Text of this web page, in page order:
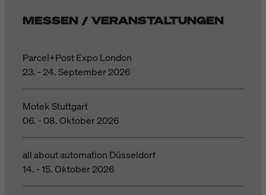
MESSEN / VERANSTALTUNGEN
Parcel+Post Expo London
23. - 24. September 2026
Motek Stuttgart
06. - 08. Oktober 2026
all about automation Düsseldorf
14. - 15. Oktober 2026